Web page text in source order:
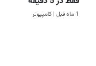
1 ماه قبل | کامپیوتر